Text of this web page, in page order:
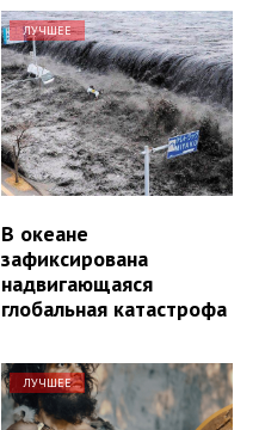
ЛУЧШЕЕ
В океане
зафиксирована
надвигающаяся
глобальная катастрофа
ЛУЧШЕЕ